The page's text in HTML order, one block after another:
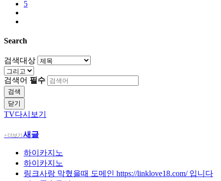
5
Search
검색대상
검색어 필수
검색
닫기
TV다시보기
+ 더보기새글
하이카지노
하이카지노
링크사랑 막혔을때 도메인 https://linklove18.com/ 입니다